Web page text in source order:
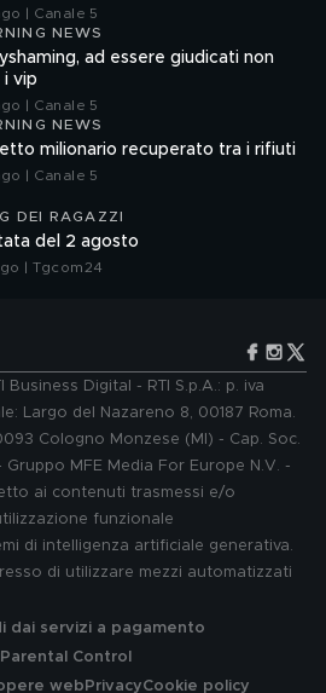
| Canale 5
NEWS
ad essere giudicati non
i vip
| Canale 5
NEWS
milionario recuperato tra i rifiuti
| Canale 5
DEI RAGAZZI
del 2 agosto
| Tgcom24
Digital - RTI S.p.A.: p. iva
Largo del Nazareno 8, 00187 Roma.
Cologno Monzese (MI) - Cap. Soc.
MFE Media For Europe N.V. -
ai contenuti trasmessi e/o
funzionale
di intelligenza artificiale generativa.
di utilizzare mezzi automatizzati
dai servizi a pagamento
Parental Control
web PrivacyCookie policy